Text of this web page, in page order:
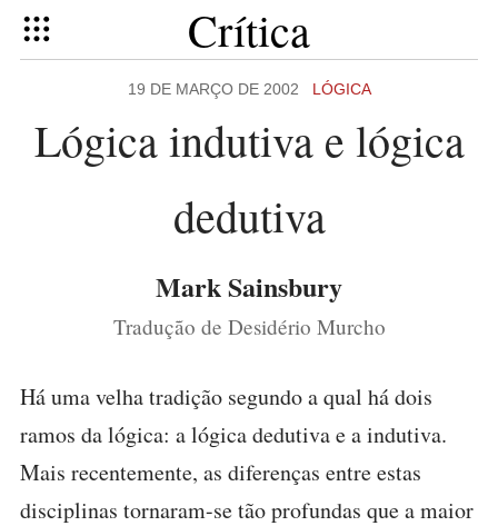
Crítica
19 DE MARÇO DE 2002 LÓGICA
Lógica indutiva e lógica
dedutiva
Mark Sainsbury
Tradução de Desidério Murcho
Há uma velha tradição segundo a qual há dois
ramos da lógica: a lógica dedutiva e a indutiva.
Mais recentemente, as diferenças entre estas
disciplinas tornaram-se tão profundas que a maior